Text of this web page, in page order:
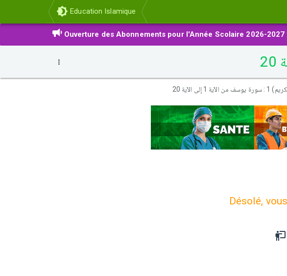
Education Islamique
Ouverture des Abonnements pour l'Année Scolaire 2026-2027
1 إلى الآية 20
Désolé,